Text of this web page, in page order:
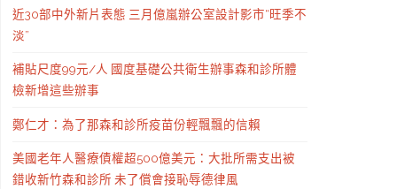
近30部中外新片表態 三月億嵐辦公室設計影市“旺季不
淡”
補貼尺度99元/人 國度基礎公共衛生辦事森和診所體
檢新增這些辦事
鄭仁才：為了那森和診所疫苗份輕飄飄的信賴
美國老年人醫療債權超500億美元：大批所需支出被
錯收新竹森和診所 未了償會接恥辱德律風